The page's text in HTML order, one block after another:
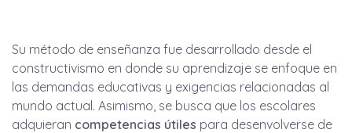
Su método de enseñanza fue desarrollado desde el
constructivismo en donde su aprendizaje se enfoque en
las demandas educativas y exigencias relacionadas al
mundo actual. Asimismo, se busca que los escolares
adquieran competencias útiles para desenvolverse de